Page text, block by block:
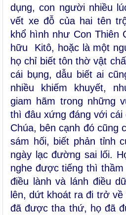
dụng, con người nhiều
vết xe đỗ của hai tên
khổ hình như Con Thiên
hữu Kitô, hoặc là một
họ chỉ biết tôn thờ vật
cái bụng, dẫu biết ai
nhiều khiếm khuyết,
giam hãm trong những
thì đâu xứng đáng với cái
Chúa, bên cạnh đó cũng
sám hối, biết phản tỉnh
ngày lạc đường sai lối.
nghe được tiếng thì
điều lành và lánh điều
lên, dứt khoát ra đi trở
đã được tha thứ, họ đã